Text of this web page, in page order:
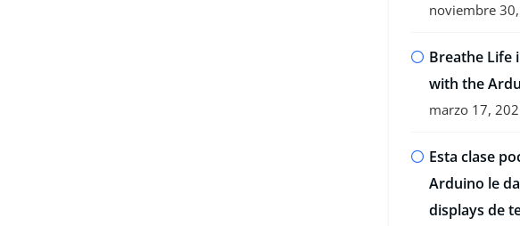
noviembre
Breathe Life
with the
marzo 17,
Esta clase
Arduino le
displays de